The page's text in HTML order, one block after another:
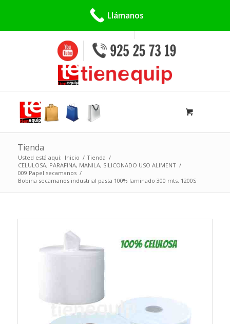
Tienda
Usted está aquí: Inicio / Tienda /
CELULOSA, PARAFINA, MANILA, SILICONADO USO ALIMENT /
009 Papel secamanos /
Bobina secamanos industrial pasta 100% laminado 300 mts. 1200S
Llámanos